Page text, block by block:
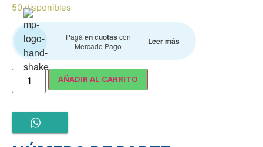
50 disponibles
Pagáen cuotas con
Mercado Pago
Leer más
AÑADIR AL CARRITO